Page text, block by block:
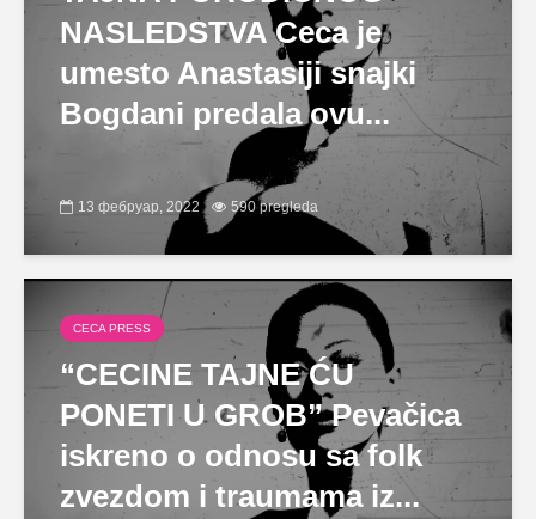
NASLEDSTVA Ceca je
umesto Anastasiji snajki
Bogdani predala ovu...
13 фебруар, 2022 590 pregleda
CECA PRESS
“CECINE TAJNE ĆU
PONETI U GROB” Pevačica
iskreno o odnosu sa folk
zvezdom i traumama iz...